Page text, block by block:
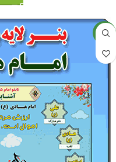
جدید